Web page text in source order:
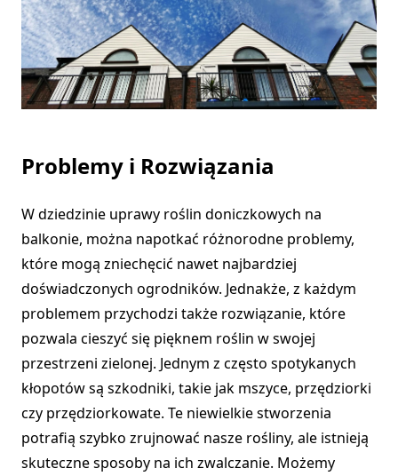
Problemy i Rozwiązania
W dziedzinie uprawy roślin doniczkowych na
balkonie, można napotkać różnorodne problemy,
które mogą zniechęcić nawet najbardziej
doświadczonych ogrodników. Jednakże, z każdym
problemem przychodzi także rozwiązanie, które
pozwala cieszyć się pięknem roślin w swojej
przestrzeni zielonej. Jednym z często spotykanych
kłopotów są szkodniki, takie jak mszyce, przędziorki
czy przędziorkowate. Te niewielkie stworzenia
potrafią szybko zrujnować nasze rośliny, ale istnieją
skuteczne sposoby na ich zwalczanie. Możemy